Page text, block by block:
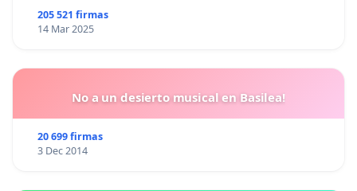
205 521 firmas
14 Mar 2025
No a un desierto musical en Basilea!
20 699 firmas
3 Dec 2014